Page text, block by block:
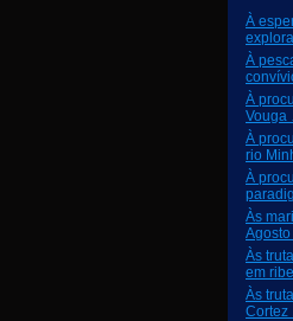
À
À
À
À
rio
À
Às
Às
em
Às
Cortez